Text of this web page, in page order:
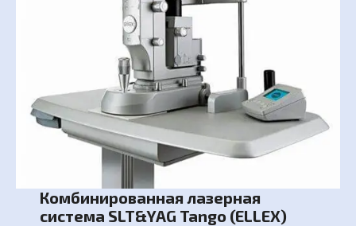
Комбинированная лазерная
система SLT&YAG Tango (ELLEX)